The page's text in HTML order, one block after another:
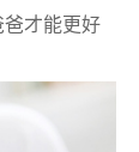
才能更好